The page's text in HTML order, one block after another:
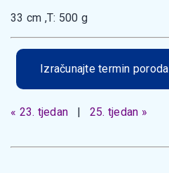
33 cm ,T: 500 g
Izračunajte termin poroda
« 23. tjedan 25. tjedan »